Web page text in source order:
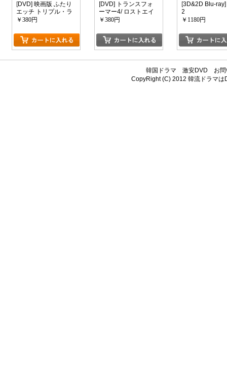
[DVD] 映画版 ふたり
エッチ トリプル・ラ
ブ
￥380円
[DVD] トランスフォ
ーマー4/ ロストエイ
ジ
￥380円
[3D&2D Blu-
2
￥1180円
韓国ドラマ 激安DVD
お
CopyRight (C) 2012韓流ドラマは